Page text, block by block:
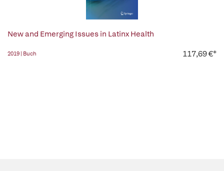
New and Emerging Issues in Latinx Health
2019 | Buch 117,69 €*